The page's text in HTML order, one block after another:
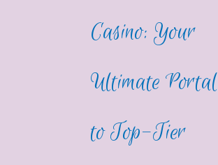
Casino: Your
Ultimate Portal
to Top-Tier